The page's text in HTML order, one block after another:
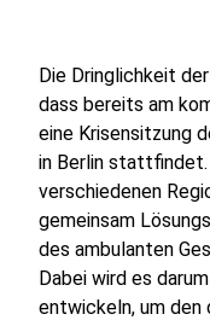
Die Dringlichkeit
dass bereits am
eine Krisensitzung
in Berlin
verschiedenen
gemeinsam
des ambulanten
Dabei wird es
entwickeln, um den